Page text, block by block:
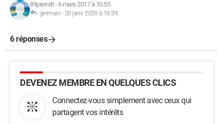
89pierrot!- 6 mars 2017 à 10:55
germain-20 janv. 2026 à 16:39
6 réponses
DEVENEZ MEMBRE EN QUELQUES CLICS
Connectez-vous simplement avec ceux qui
partagent vos intérêts